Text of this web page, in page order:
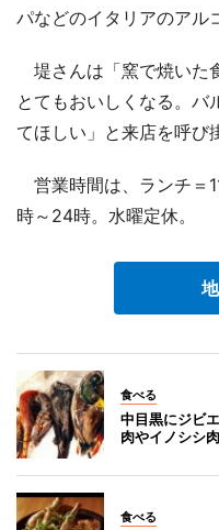
パなどのイタリアのアル
堤さんは「窯で焼いた
とてもおいしくなる。バ
てほしい」と来店を呼び
営業時間は、ランチ＝
時～24時。水曜定休。
食べる
中目黒にジビ
肉やイノシシ
食べる